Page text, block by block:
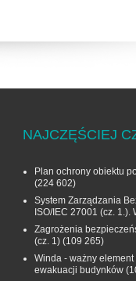
NAJCZĘŚCIEJ
Plan ochrony obiektu
(224 602)
System Zarządzania
ISO/IEC 27001 (cz. 1.).
Zagrożenia
(cz. 1) (109 265)
Winda - ważny
ewakuacji budynków